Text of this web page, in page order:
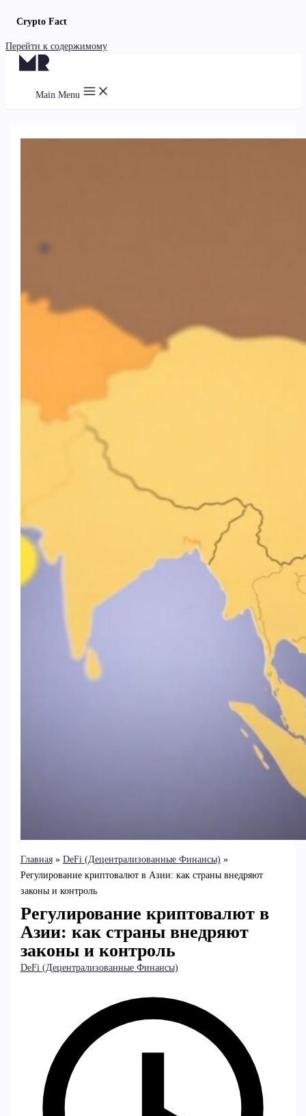
Crypto Fact
Перейти к содержимому
Main Menu
Главная
DeFi (Децентрализованные Финансы)
Регулирование криптовалют в Азии: как страны внедряют
законы и контроль
Регулирование криптовалют в
Азии: как страны внедряют
законы и контроль
DeFi (Децентрализованные Финансы)